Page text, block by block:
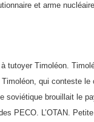
et arme
tutoyer Timoléon.
qui conteste
soviétique brouillait le
PECO. L’OTAN.